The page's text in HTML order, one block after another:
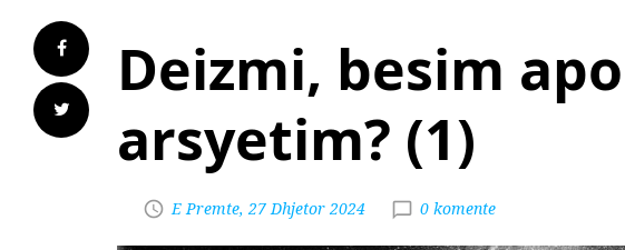
Deizmi, besim apo
arsyetim? (1)
E Premte, 27 Dhjetor 2024 0 komente